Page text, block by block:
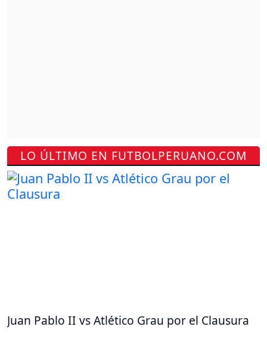
LO ÚLTIMO EN FUTBOLPERUANO.COM
Juan Pablo II vs Atlético Grau por el Clausura